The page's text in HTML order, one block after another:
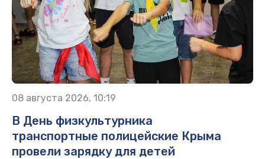
08 августа 2026, 10:19
В День физкультурника
транспортные полицейские Крыма
провели зарядку для детей